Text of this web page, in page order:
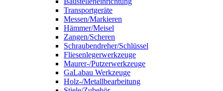
Transportgeräte
Messen/Markieren
Hämmer/Meisel
Zangen/Scheren
Schraubendreher/Schlüssel
Fliesenlegerwerkzeuge
Maurer-/Putzerwerkzeuge
GaLabau Werkzeuge
Holz-/Metallbearbeitung